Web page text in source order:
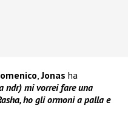
,Jonas ha
ndr) mi vorrei fare una
ho gli ormoni a palla e